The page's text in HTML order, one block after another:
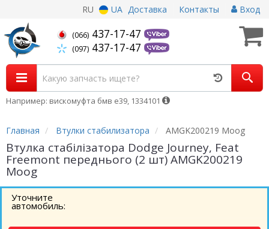
RU UA Доставка Контакты Вход
(066) 437-17-47
(097) 437-17-47
Например: вискомуфта бмв е39, 1334101
Главная Втулки стабилизатора AMGK200219 Moog
Втулка стабілізатора Dodge Journey, Feat
Freemont переднього (2 шт) AMGK200219
Moog
Уточните
автомобиль: